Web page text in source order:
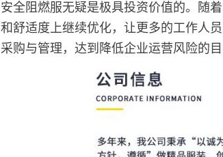
安全阻燃服无疑是极具投资价值的。随
和舒适度上继续优化，让更多的工作人
采购与管理，达到降低企业运营风险的